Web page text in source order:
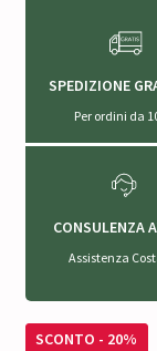
SPEDIZIONE
Per ordini da
CONSULENZA
Assistenza
SCONTO - 20%